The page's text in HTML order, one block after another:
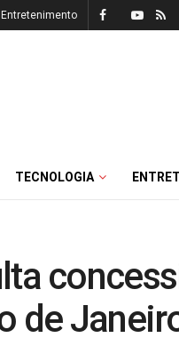
Entretenimento
TECNOLOGIA
de